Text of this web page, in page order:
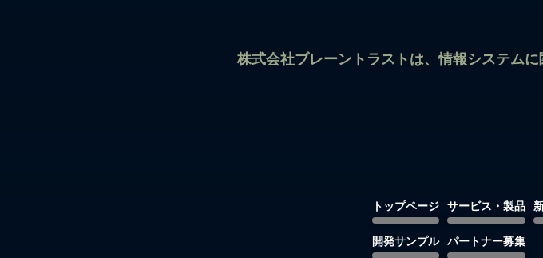
株式会社ブレーントラストは、情報システム
トップページ サービス・製品
開発サンプル パートナー募集